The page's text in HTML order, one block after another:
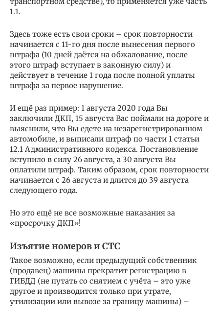
1.1.
Здесь тоже есть свои сроки – срок повторности
начинается с 11-го дня после вынесения первого
штрафа (10 дней даётся на обжалование, после
этого штраф вступает в законную силу) и
действует в течение 1 года после полной уплаты
штрафа за первое нарушение.
И ещё раз пример: 1 августа 2020 года Вы
заключили ДКП, 15 августа Вас поймали на дороге и
выяснили, что Вы едете на незарегистрированном
автомобиле, и выписали штраф по части 1 статьи
12.1 Административного кодекса. Постановление
вступило в силу 26 августа, а 30 августа Вы
оплатили штраф. Таким образом, срок повторности
начинается с 26 августа и длится до 39 августа
следующего года.
Но это ещё не все возможные наказания за
«просрочку ДКП»!
Изъятие номеров и СТС
Такое возможно, если предыдущий собственник
(продавец) машины прекратит регистрацию в
ГИБДД (не путать со снятием с учёта – это уже
другое и производится только при утрате,
утилизации или вывозе за границу машины) –